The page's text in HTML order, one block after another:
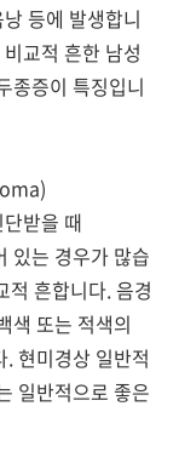
등에 발생합니
교적 흔한 남성
종증이 특징입니
받을 때
있는 경우가 많습
적 흔합니다. 음경
색 또는 적색의
현미경상 일반적
일반적으로 좋은